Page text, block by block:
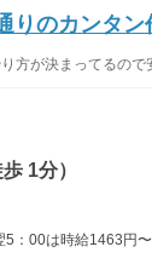
のカンタン
方が決まってるので
1分）
：00は時給1463円